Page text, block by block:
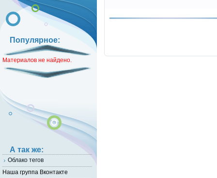
Популярное:
Материалов не найдено.
А так же:
Облако тегов
Наша группа Вконтакте